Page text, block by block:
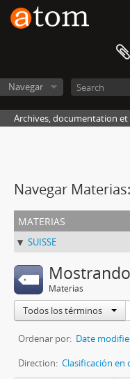
Navegar
Archives, documentation et
Navegar Materias:
materias
SUISSE
Materias
Todos los términos
Ordenar por: Date
Direction: Clasificación en